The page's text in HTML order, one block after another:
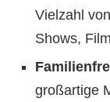
Vielzahl
Shows,
großartige